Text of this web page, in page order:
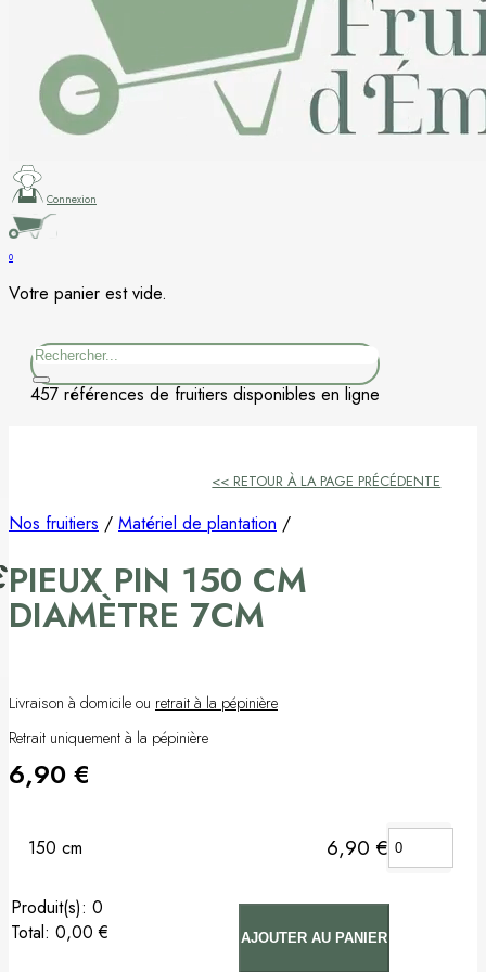
Figuier
Kaki
Nashi
Nectarine
Noisetier
Pêcher
Pommier
Prunier
Porte-greffes & greffons
Carte cadeau
Non classé
Connexion
0
Votre panier est vide.
Rechercher
457 références de fruitiers disponibles en ligne
Nos fruitiers / Matériel de plantation /
PIEUX PIN 150 CM
DIAMÈTRE 7CM
Livraison à domicile ou retrait à la pépinière
Retrait uniquement à la pépinière
6,90 €
150 cm 6,90 €
: 0
Total: 0,00 € AJOUTER AU PANIER
<< RETOUR À LA PAGE PRÉCÉDENTE